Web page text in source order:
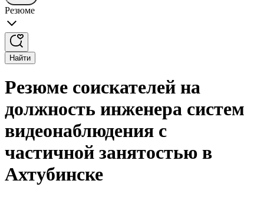
Резюме
Найти
Резюме соискателей на
должность инженера систем
видеонаблюдения с
частичной занятостью в
Ахтубинске